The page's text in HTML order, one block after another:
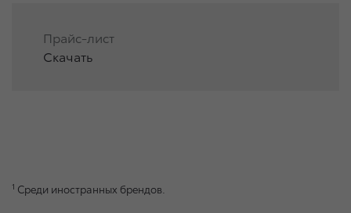
Прайс-лист
Скачать
1 Среди иностранных брендов.